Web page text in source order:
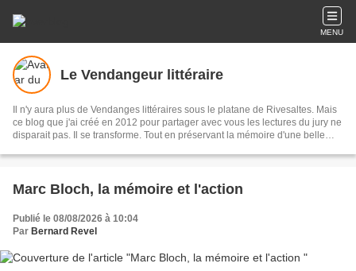
MENU
Le Vendangeur littéraire
Il n'y aura plus de Vendanges littéraires sous le platane de Rivesaltes. Mais
ce blog que j'ai créé en 2012 pour partager avec vous les lectures du jury ne
disparait pas. Il se transforme. Tout en préservant la mémoire d'une belle
qui espère poursuivre avec vous son chemin d'écrivain, de lecteur, de
Marc Bloch, la mémoire et l'action
Publié le 08/08/2026 à 10:04
Par Bernard Revel